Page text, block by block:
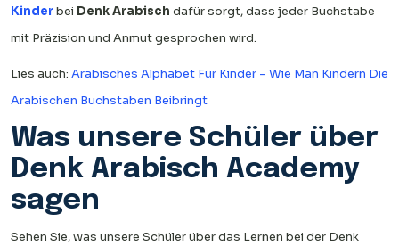
Kinderbei Denk Arabisch dafür sorgt, dass jeder Buchstabe
mit Präzision und Anmut gesprochen wird.
Lies auch: Arabisches Alphabet Für Kinder – Wie Man Kindern Die
Arabischen Buchstaben Beibringt
Was unsere Schüler über
Denk Arabisch Academy
sagen
Sehen Sie, was unsere Schüler über das Lernen bei der Denk